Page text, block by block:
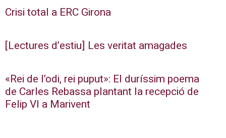
Crisi total a ERC Girona
[Lectures d’estiu] Les veritat amagades
«Rei de l’odi, rei puput»: El duríssim poema
de Carles Rebassa plantant la recepció de
Felip VI a Marivent